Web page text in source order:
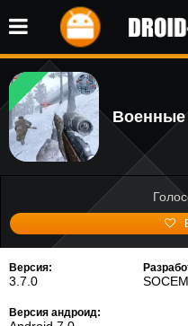
Версия:
3.7.0 SOCEM
Версия андроид: